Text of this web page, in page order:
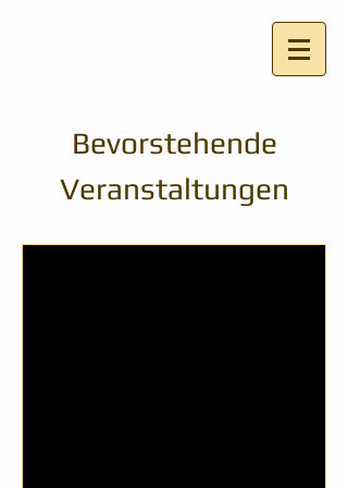
Bevorstehende
Veranstaltungen